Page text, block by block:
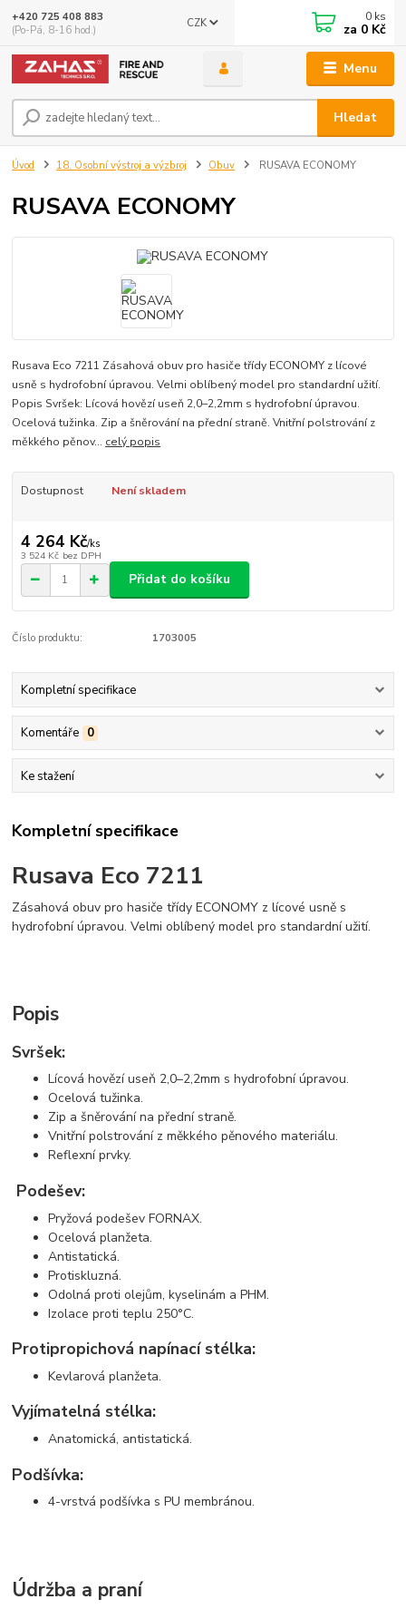
Menu
CZK
Hledat
+420 725 408 883
(Po-Pá, 8-16 hod.)
0 ks
za 0 Kč
Úvod 18. Osobní výstroj a výzbroj Obuv RUSAVA ECONOMY
RUSAVA ECONOMY
Rusava Eco 7211 Zásahová obuv pro hasiče třídy ECONOMY z lícové
usně s hydrofobní úpravou. Velmi oblíbený model pro standardní užití.
Popis Svršek: Lícová hovězí useň 2,0–2,2mm s hydrofobní úpravou.
Ocelová tužinka. Zip a šněrování na přední straně. Vnitřní polstrování z
měkkého pěnov... celý popis
Dostupnost Není skladem
4 264 Kč/ks
3 524 Kč bez DPH
Přidat do košíku
Číslo produktu: 1703005
Kompletní specifikace
Komentáře 0
Ke stažení
Kompletní specifikace
Rusava Eco 7211
Zásahová obuv pro hasiče třídy ECONOMY z lícové usně s
hydrofobní úpravou. Velmi oblíbený model pro standardní užití.
Popis
Svršek:
Lícová hovězí useň 2,0–2,2mm s hydrofobní úpravou.
Ocelová tužinka.
Zip a šněrování na přední straně.
Vnitřní polstrování z měkkého pěnového materiálu.
Reflexní prvky.
Podešev:
Pryžová podešev FORNAX.
Ocelová planžeta.
Antistatická.
Protiskluzná.
Odolná proti olejům, kyselinám a PHM.
Izolace proti teplu 250°C.
Protipropichová napínací stélka:
Kevlarová planžeta.
Vyjímatelná stélka:
Anatomická, antistatická.
Podšívka:
4-vrstvá podšívka s PU membránou.
Údržba a praní